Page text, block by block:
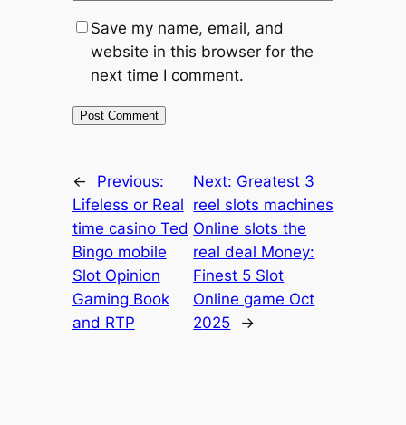
Save my name, email, and
website in this browser for the
next time I comment.
←
Previous:
Lifeless or Real
time casino Ted
Bingo mobile
Slot Opinion
Gaming Book
and RTP
Next: Greatest 3
reel slots machines
Online slots the
real deal Money:
Finest 5 Slot
Online game Oct
2025
→